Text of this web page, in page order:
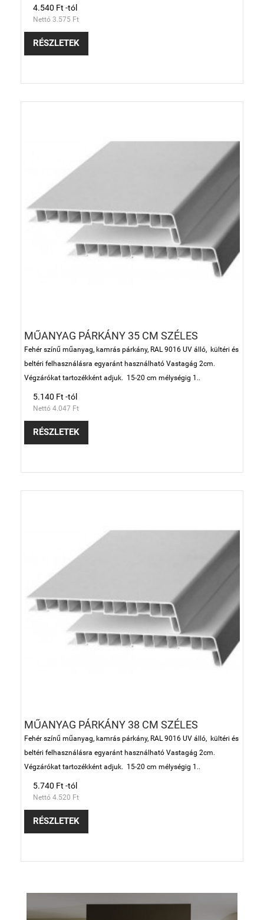
4.540 Ft -tól
Nettó 3.575 Ft
RÉSZLETEK
MŰANYAG PÁRKÁNY 35 CM SZÉLES
Fehér színű műanyag, kamrás párkány, RAL 9016 UV álló, kültéri és
beltéri felhasználásra egyaránt használható Vastagág 2cm.
Végzárókat tartozékként adjuk. 15-20 cm mélységig 1..
5.140 Ft -tól
Nettó 4.047 Ft
RÉSZLETEK
MŰANYAG PÁRKÁNY 38 CM SZÉLES
Fehér színű műanyag, kamrás párkány, RAL 9016 UV álló, kültéri és
beltéri felhasználásra egyaránt használható Vastagág 2cm.
Végzárókat tartozékként adjuk. 15-20 cm mélységig 1..
5.740 Ft -tól
Nettó 4.520 Ft
RÉSZLETEK